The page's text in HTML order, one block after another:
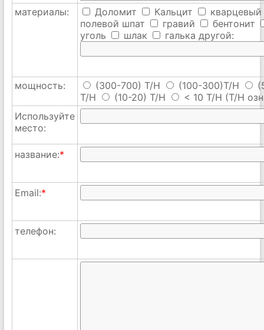
материалы:
Доломит Кальцит
кварцевый
полевой шпат
гравий
бентонит
уголь
шлак галька другой:
мощность: (300-700) T/H (100-300)T/H
T/H
(10-20) T/H < 10 T/H (T/H
Используйте
место:
название:*
Email:*
телефон: